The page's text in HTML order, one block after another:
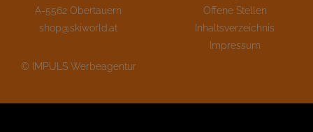
A-5562 Obertauern
shop@skiworld.at
© IMPULS Werbeagentur
Offene Stellen
Inhaltsverzeichnis
Impressum